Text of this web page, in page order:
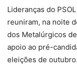
Lideranças do
reuniram, na noite
dos Metalúrgicos
apoio ao pré-
eleições de outubro.